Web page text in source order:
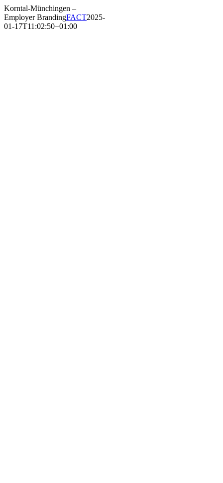
Korntal-Münchingen –
Employer BrandingFACT2025-
01-17T11:02:50+01:00